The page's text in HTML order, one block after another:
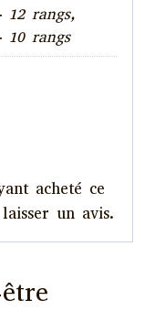
12 rangs,
10 rangs
acheté ce
un avis.